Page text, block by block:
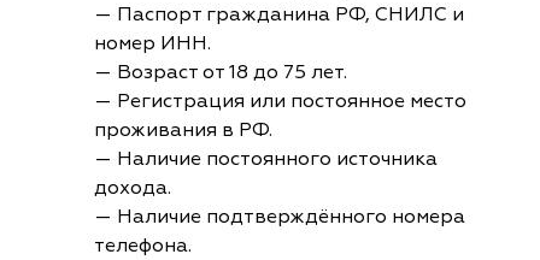
— Паспорт гражданина РФ, СНИЛС и
номер ИНН.
— Возраст от 18 до 75 лет.
— Регистрация или постоянное место
проживания в РФ.
— Наличие постоянного источника
дохода.
— Наличие подтверждённого номера
телефона.